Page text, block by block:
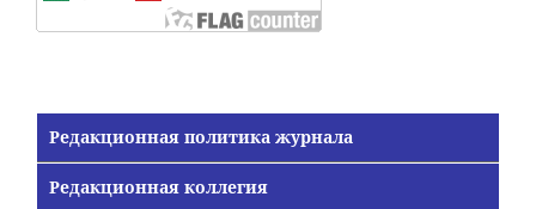
Редакционная политика журнала
Редакционная коллегия